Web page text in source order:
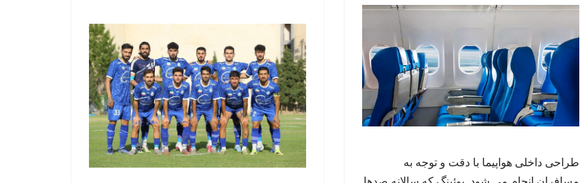
طراحی داخلی هواپیما با دقت و توجه به